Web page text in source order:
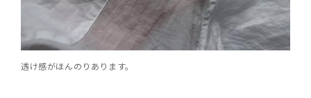
透け感がほんのりあります。